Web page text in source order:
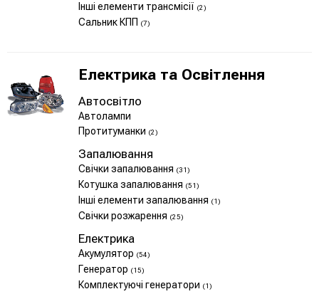
Інші елементи трансмісії (2)
Сальник КПП (7)
Електрика та Освітлення
Автосвітло
Автолампи
Протитуманки (2)
Запалювання
Свічки запалювання (31)
Котушка запалювання (51)
Інші елементи запалювання (1)
Свічки розжарення (25)
Електрика
Акумулятор (54)
Генератор (15)
Комплектуючі генератори (1)